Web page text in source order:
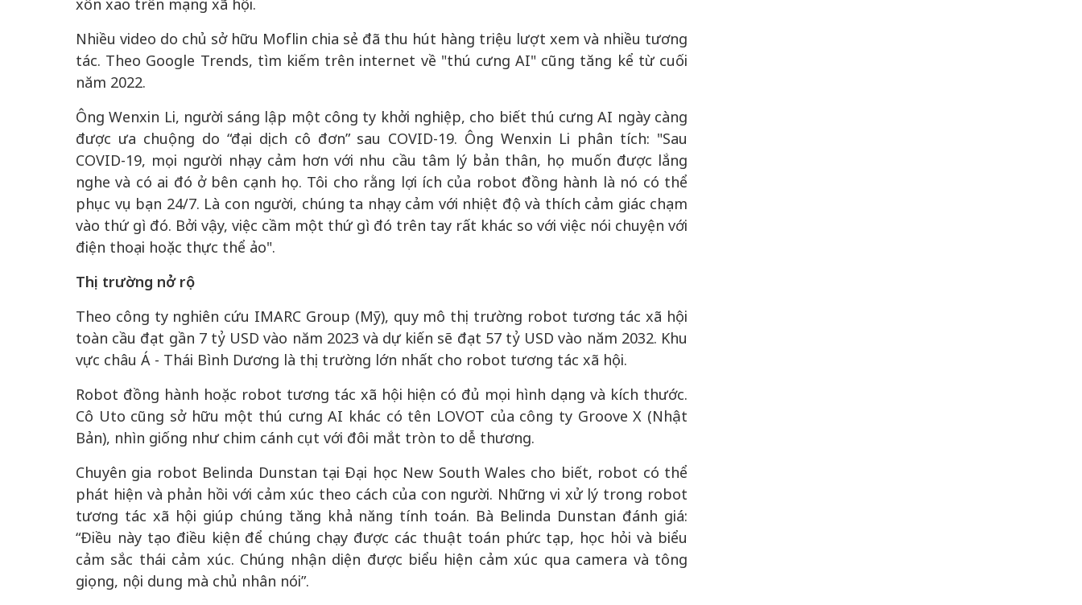
xôn xao trên mạng xã hội.
Nhiều video do chủ sở hữu Moflin chia sẻ đã thu hút hàng triệu lượt xem và nhiều tương
tác. Theo Google Trends, tìm kiếm trên internet về "thú cưng AI" cũng tăng kể từ cuối
năm 2022.
Ông Wenxin Li, người sáng lập một công ty khởi nghiệp, cho biết thú cưng AI ngày càng
được ưa chuộng do “đại dịch cô đơn” sau COVID-19. Ông Wenxin Li phân tích: "Sau
COVID-19, mọi người nhạy cảm hơn với nhu cầu tâm lý bản thân, họ muốn được lắng
nghe và có ai đó ở bên cạnh họ. Tôi cho rằng lợi ích của robot đồng hành là nó có thể
phục vụ bạn 24/7. Là con người, chúng ta nhạy cảm với nhiệt độ và thích cảm giác chạm
vào thứ gì đó. Bởi vậy, việc cầm một thứ gì đó trên tay rất khác so với việc nói chuyện với
điện thoại hoặc thực thể ảo".
Thị trường nở rộ
Theo công ty nghiên cứu IMARC Group (Mỹ), quy mô thị trường robot tương tác xã hội
toàn cầu đạt gần 7 tỷ USD vào năm 2023 và dự kiến sẽ đạt 57 tỷ USD vào năm 2032. Khu
vực châu Á - Thái Bình Dương là thị trường lớn nhất cho robot tương tác xã hội.
Robot đồng hành hoặc robot tương tác xã hội hiện có đủ mọi hình dạng và kích thước.
Cô Uto cũng sở hữu một thú cưng AI khác có tên LOVOT của công ty Groove X (Nhật
Bản), nhìn giống như chim cánh cụt với đôi mắt tròn to dễ thương.
Chuyên gia robot Belinda Dunstan tại Đại học New South Wales cho biết, robot có thể
phát hiện và phản hồi với cảm xúc theo cách của con người. Những vi xử lý trong robot
tương tác xã hội giúp chúng tăng khả năng tính toán. Bà Belinda Dunstan đánh giá:
“Điều này tạo điều kiện để chúng chạy được các thuật toán phức tạp, học hỏi và biểu
cảm sắc thái cảm xúc. Chúng nhận diện được biểu hiện cảm xúc qua camera và tông
giọng, nội dung mà chủ nhân nói”.